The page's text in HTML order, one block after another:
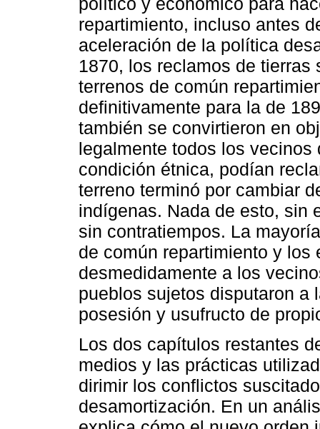
repartimiento, incluso antes
aceleración de la política
1870, los reclamos de
terrenos de común
definitivamente para la de
también se convirtieron en
legalmente todos los
condición étnica, podían
terreno terminó por cambiar
indígenas. Nada de esto, sin
sin contratiempos. La
de común repartimiento y
desmedidamente a los
pueblos sujetos disputaron a
posesión y usufructo de
Los dos capítulos restantes
medios y las prácticas
dirimir los conflictos
desamortización. En un